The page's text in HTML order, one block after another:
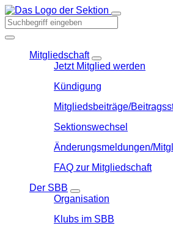
Mitgliedschaft
Jetzt Mitglied werden
Kündigung
Mitgliedsbeiträge/
Sektionswechsel
Änderungsmeldungen/
FAQ zur Mitgliedschaft
Der SBB
Organisation
Klubs im SBB